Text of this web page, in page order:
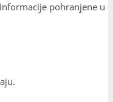
pohranjene u